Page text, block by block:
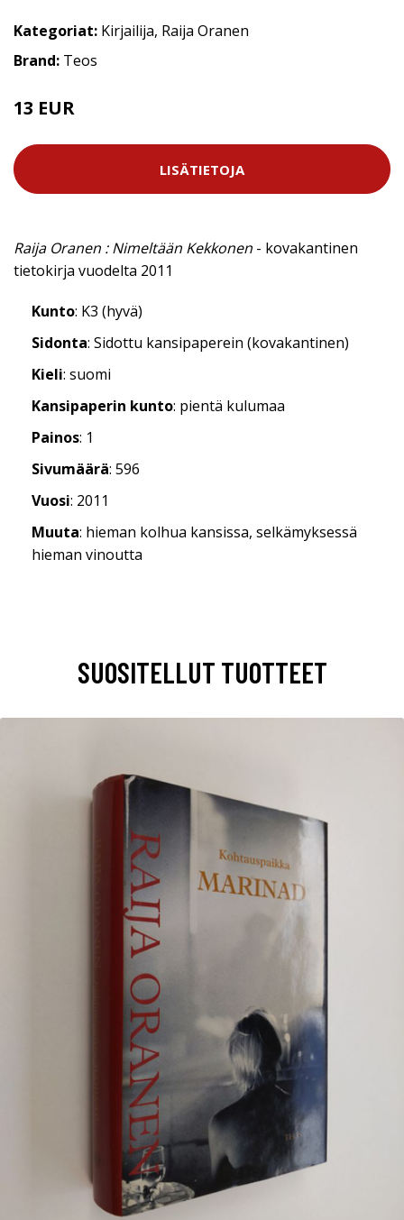
Kategoriat: Kirjailija, Raija Oranen
Brand: Teos
13 EUR
LISÄTIETOJA
Raija Oranen : Nimeltään Kekkonen - kovakantinen
tietokirja vuodelta 2011
Kunto: K3 (hyvä)
Sidonta: Sidottu kansipaperein (kovakantinen)
Kieli: suomi
Kansipaperin kunto: pientä kulumaa
Painos: 1
Sivumäärä: 596
Vuosi: 2011
Muuta: hieman kolhua kansissa, selkämyksessä
hieman vinoutta
SUOSITELLUT TUOTTEET